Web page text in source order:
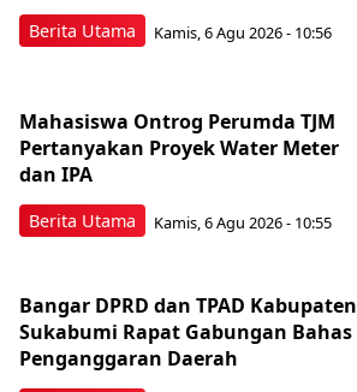
Berita Utama Kamis, 6 Agu 2026 - 10:56
Berita Utama
Mahasiswa Ontrog Perumda TJM
Pertanyakan Proyek Water Meter
dan IPA
Kamis, 6 Agu 2026 - 10:55
Bangar DPRD dan TPAD Kabupaten
Sukabumi Rapat Gabungan Bahas
Penganggaran Daerah